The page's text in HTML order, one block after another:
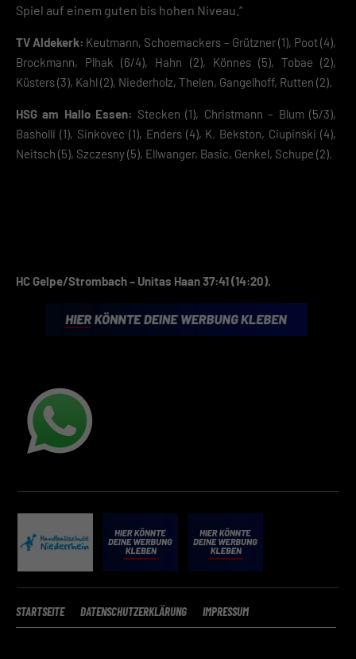
Spiel auf einem guten bis hohen Niveau.“
TV Aldekerk: Keutmann, Schoemackers – Grützner (1), Poot (4),
Brockmann, Plhak (6/4), Hahn (2), Könnes (5), Tobae (2),
Küsters (3), Kahl (2), Niederholz, Thelen, Gangelhoff, Rutten (2).
HSG am Hallo Essen: Stecken (1), Christmann – Blum (5/3),
Basholli (1), Sinkovec (1), Enders (4), K. Bekston, Ciupinski (4),
Neitsch (5), Szczesny (5), Ellwanger, Basic, Genkel, Schupe (2).
HC Gelpe/Strombach – Unitas Haan 37:41 (14:20).
STARTSEITE DATENSCHUTZERKLÄRUNG IMPRESSUM